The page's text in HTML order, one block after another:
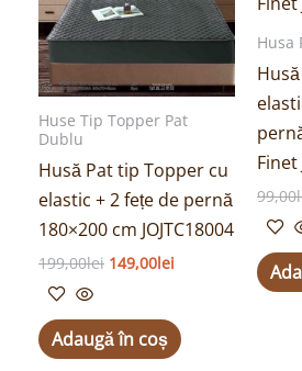
Huse Tip Topper Pat
Dublu
Husă Pat tip Topper cu
elastic + 2 fețe de pernă
180×200 cm JOJTC18004
199,00lei 149,00lei
Adaugă în coș
Husa
Finet
99,00